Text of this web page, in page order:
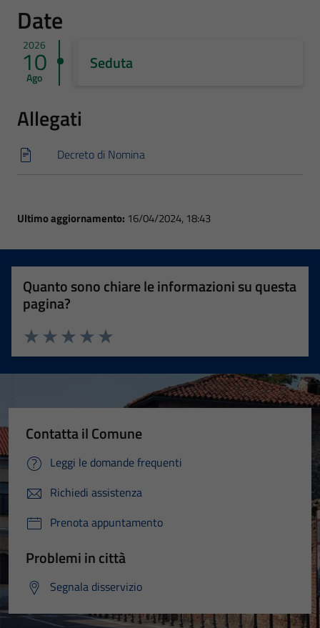
Date
2026
10
Ago
Seduta
Allegati
Decreto di Nomina
Ultimo aggiornamento: 16/04/2024, 18:43
Quanto sono chiare le informazioni su questa
pagina?
Valuta 5 stelle su 5
Valuta 4 stelle su 5
Valuta 3 stelle su 5
Valuta 2 stelle su 5
Valuta 1 stelle su 5
Contatta il Comune
Leggi le domande frequenti
Richiedi assistenza
Prenota appuntamento
Problemi in città
Segnala disservizio